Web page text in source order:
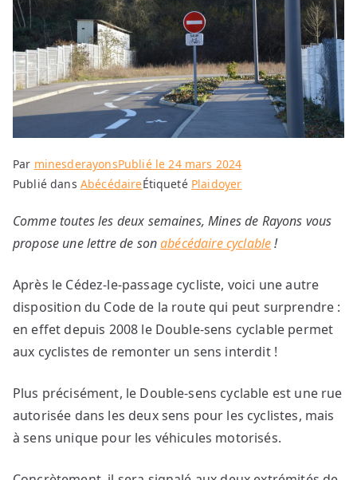
Par minesderayonsPublié le24 mars 2024
Publié dans AbécédaireÉtiqueté Plaidoyer
Comme toutes les deux semaines, Mines de Rayons vous
propose une lettre de sonabécédaire cyclable!
Après le Cédez-le-passage cycliste, voici une autre
disposition du Code de la route qui peut surprendre :
en effet depuis 2008 le Double-sens cyclable permet
aux cyclistes de remonter un sens interdit !
Plus précisément, le Double-sens cyclable est une rue
autorisée dans les deux sens pour les cyclistes, mais
à sens unique pour les véhicules motorisés.